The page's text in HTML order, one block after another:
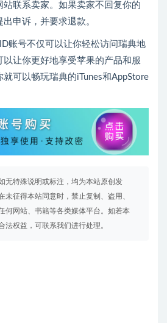
站联系卖家。如果卖家不回复你的
申诉，并要求退款。
账号不仅可以让你轻松访问瑞典地
以让你更好地享受苹果的产品和服
可以畅玩瑞典的iTunes和AppStore
无特殊说明或标注，均为本站原创发
未征得本站同意时，禁止复制、盗用、
何网站、书籍等各类媒体平台。如若本
法权益，可联系我们进行处理。